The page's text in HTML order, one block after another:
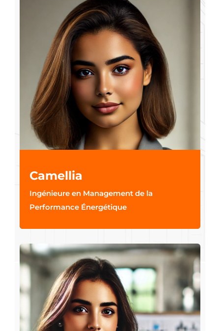
Camellia
Ingénieure en Management de la
Performance Énergétique